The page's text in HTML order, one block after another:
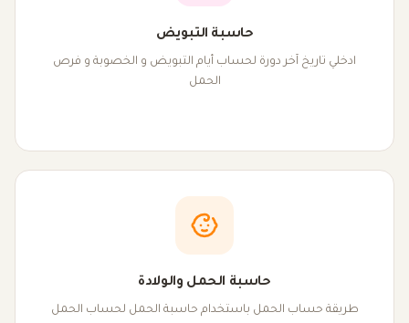
حاسبة التبويض
ادخلي تاريخ آخر دورة لحساب أيام التبويض و الخصوبة و فرص
الحمل
حاسبة الحمل والولادة
طريقة حساب الحمل باستخدام حاسبة الحمل لحساب الحمل